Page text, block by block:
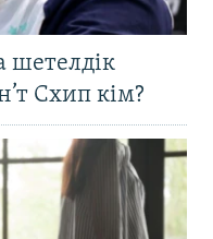
шетелдік
Схип кім?